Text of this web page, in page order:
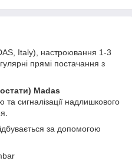
Italy), настроювання 1-3
прямі постачання з
Madas
сигналізації надлишкового
за допомогою